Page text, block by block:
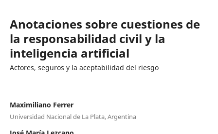
Anotaciones sobre cuestiones de
la responsabilidad civil y la
inteligencia artificial
Actores, seguros y la aceptabilidad del riesgo
Maximiliano Ferrer
Universidad Nacional de La Plata, Argentina